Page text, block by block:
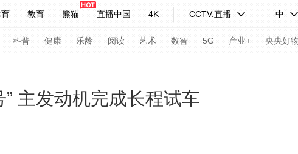
教育 熊猫 直播中国 4K CCTV.直播 中
热解读 天天学习
下载央视影音
科普 健康 乐龄 阅读 艺术 数智 5G 产业+ 央央好物
主发动机完成长程试车